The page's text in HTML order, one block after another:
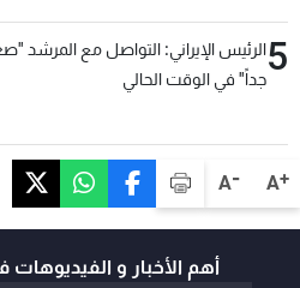
A+
A-
5الرئيس الإيراني: التواصل مع المرشد
جداً" في الوقت الحالي
أهم الأخبار و الفيديوهات